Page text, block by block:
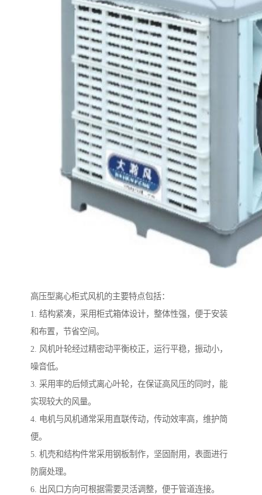
高压型离心柜式风机的主要特点包括：
1. 结构紧凑，采用柜式箱体设计，整体性强，便于安装
和布置，节省空间。
2. 风机叶轮经过精密动平衡校正，运行平稳，振动小，
噪音低。
3. 采用率的后倾式离心叶轮，在保证高风压的同时，能
实现较大的风量。
4. 电机与风机通常采用直联传动，传动效率高，维护简
便。
5. 机壳和结构件常采用钢板制作，坚固耐用，表面进行
防腐处理。
6. 出风口方向可根据需要灵活调整，便于管道连接。